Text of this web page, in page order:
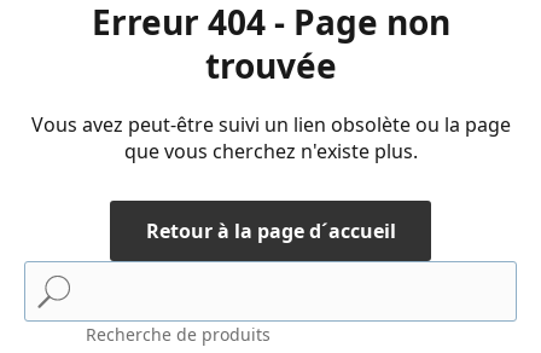
Erreur 404 - Page non
trouvée
Vous avez peut-être suivi un lien obsolète ou la page
que vous cherchez n'existe plus.
Retour à la page d´accueil
Recherche de produits